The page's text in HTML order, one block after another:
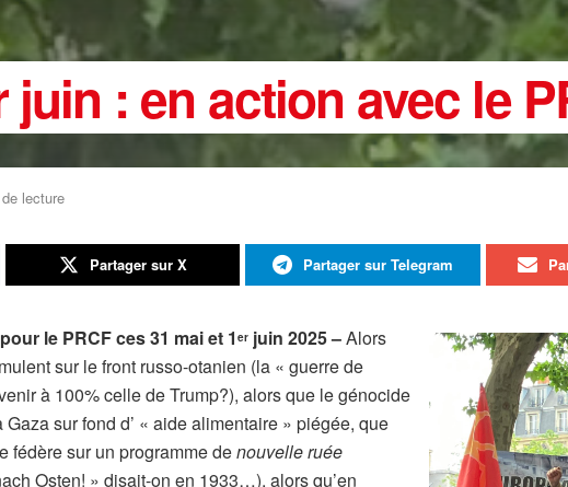
juin : en action avec le
lecture
Partager sur X Partager sur Telegram
le PRCF ces 31 mai et 1 er juin 2025 –Alors
sur le front russo-otanien (la « guerre de
à 100% celle de Trump?), alors que le génocide
sur fond d’ « aide alimentaire » piégée, que
fédère sur un programme denouvelle ruée
Osten! » disait-on en 1933…), alors qu’en